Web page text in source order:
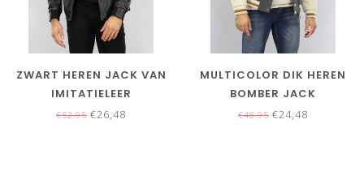
ZWART HEREN JACK VAN
IMITATIELEER
€52,95 €26,48
MULTICOLOR DIK HEREN
BOMBER JACK
€48,95 €24,48